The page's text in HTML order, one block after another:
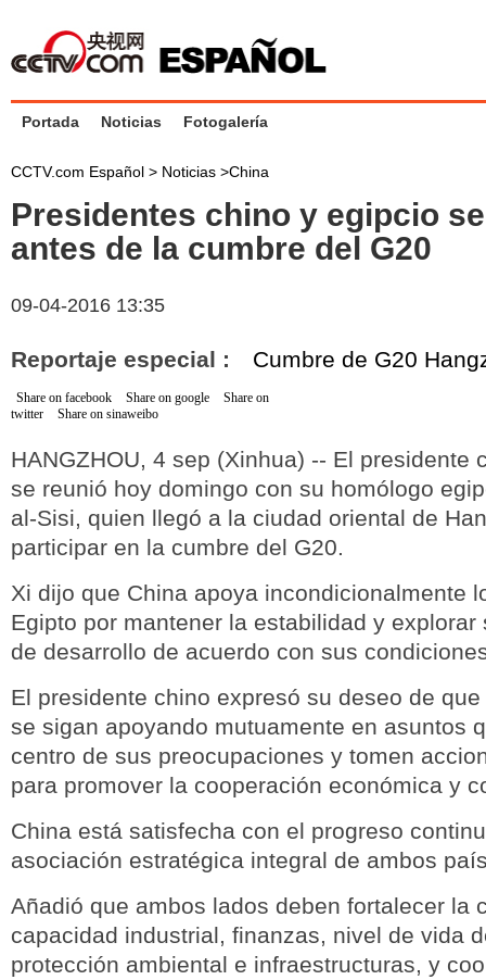
Portada Noticias Fotogalería
CCTV.com Español > Noticias >China
Presidentes chino y egipcio
antes de la cumbre del G20
09-04-2016 13:35
Reportaje especial : Cumbre de G20
Share on facebook Share on google
Share on
twitter
Share on sinaweibo
HANGZHOU, 4 sep (Xinhua) -- El presidente
se reunió hoy domingo con su homólogo
al-Sisi, quien llegó a la ciudad oriental de
participar en la cumbre del G20.
Xi dijo que China apoya incondicionalmente
Egipto por mantener la estabilidad y explorar
de desarrollo de acuerdo con sus
El presidente chino expresó su deseo de
se sigan apoyando mutuamente en asuntos
centro de sus preocupaciones y tomen
para promover la cooperación económica y
China está satisfecha con el progreso
asociación estratégica integral de ambos
Añadió que ambos lados deben fortalecer la
capacidad industrial, finanzas, nivel de vida
protección ambiental e infraestructuras, y